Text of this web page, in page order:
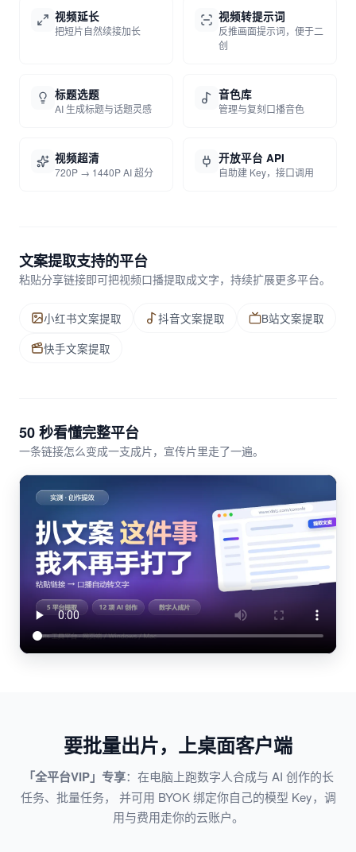
视频延长
把短片自然续接加长
视频转提示词
反推画面提示词，便于二
创
标题选题
AI 生成标题与话题灵感
音色库
管理与复刻口播音色
视频超清
720P → 1440P AI 超分
开放平台 API
自助建 Key，接口调用
文案提取支持的平台
粘贴分享链接即可把视频口播提取成文字，持续扩展更多平台。
小红书文案提取 抖音文案提取
B站文案提取
快手文案提取
50 秒看懂完整平台
一条链接怎么变成一支成片，宣传片里走了一遍。
要批量出片，上桌面客户端
「全平台VIP」专享：在电脑上跑数字人合成与 AI 创作的长
任务、批量任务， 并可用 BYOK 绑定你自己的模型 Key，调
用与费用走你的云账户。